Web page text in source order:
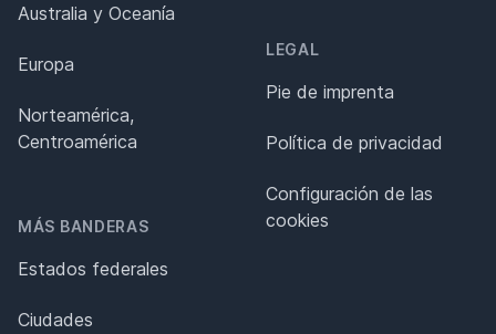
Australia y Oceanía
Europa
Norteamérica,
Centroamérica
MÁS BANDERAS
Estados federales
Ciudades
LEGAL
Pie de imprenta
Política de privacidad
Configuración de las
cookies